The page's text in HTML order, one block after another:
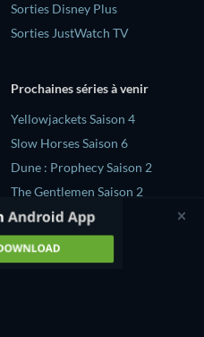
Sorties Disney Plus
Sorties JustWatch TV
Prochaines séries à venir
Yellowjackets Saison 4
Slow Horses Saison 6
Dune : Prophecy Saison 2
The Gentlemen Saison 2
Love Is Blind: UK Saison 3